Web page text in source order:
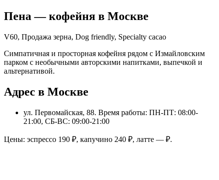
Пена — кофейня в Москве
V60, Продажа зерна, Dog friendly, Specialty cacao
Симпатичная и просторная кофейня рядом с Измайловским
парком с необычными авторскими напитками, выпечкой и
альтернативой.
Адрес в Москве
ул. Первомайская, 88. Время работы: ПН-ПТ: 08:00-
21:00, СБ-ВС: 09:00-21:00
Цены: эспрессо 190 ₽, капучино 240 ₽, латте — ₽.